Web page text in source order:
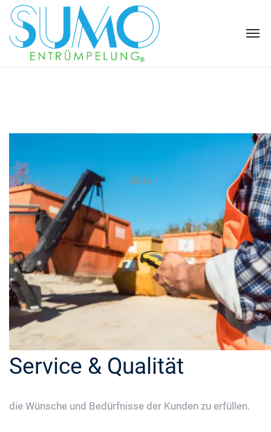
Slide 1
Service & Qualität
die Wünsche und Bedürfnisse der Kunden zu erfüllen.